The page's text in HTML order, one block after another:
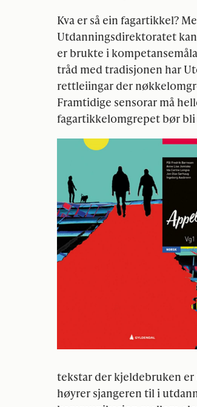
Kva er så ein fagartikkel?
Utdanningsdirektoratet
er brukte i
tråd med tradisjonen har
rettleiingar der
Framtidige sensorar må
fagartikkelomgrepet bør
tekstar der kjeldebruken
høyrer sjangeren til i